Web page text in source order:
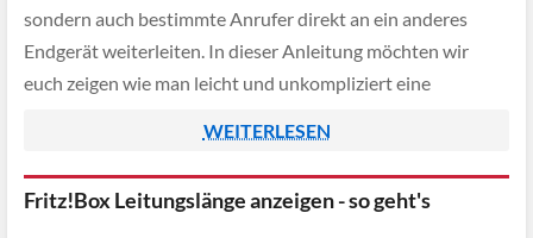
sondern auch bestimmte Anrufer direkt an ein anderes
Endgerät weiterleiten. In dieser Anleitung möchten wir
euch zeigen wie man leicht und unkompliziert eine
eine Rufumleitung zu seinem […]
WEITERLESEN
Fritz!Box Leitungslänge anzeigen - so geht's